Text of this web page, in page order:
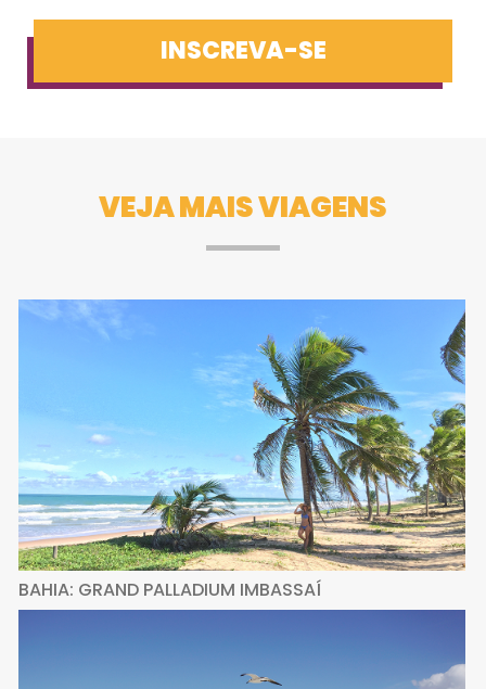
INSCREVA-SE
VEJA MAIS VIAGENS
BAHIA: GRAND PALLADIUM IMBASSAÍ